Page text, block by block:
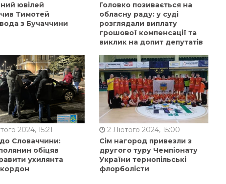
ювілей
Тимотей
з Бучаччини
Головко позивається на
обласну раду: у суді
розглядали виплату
грошової компенсації та
виклик на допит депутатів
2024, 15:21
Словаччини:
обіцяв
ухилянта
2 Лютого 2024, 15:00
Сім нагород привезли з
другого туру Чемпіонату
України тернопільські
флорболісти